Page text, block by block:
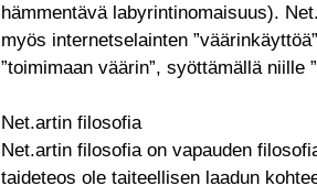
hämmentävä labyrintinomaisuus).
myös internetselainten
”toimimaan väärin”, syöttämällä niille
Net.artin filosofia
Net.artin filosofia on vapauden
taideteos ole taiteellisen laadun